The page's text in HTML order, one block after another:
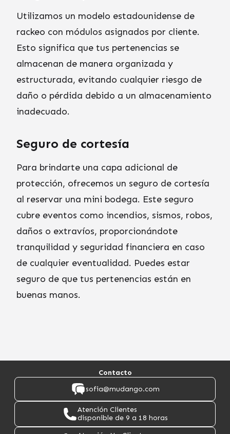
Utilizamos un modelo estadounidense de
rackeo con módulos asignados por cliente.
Esto significa que tus pertenencias se
almacenan de manera organizada y
estructurada, evitando cualquier riesgo de
daño o pérdida debido a un almacenamiento
inadecuado.
Seguro de cortesía
Para brindarte una capa adicional de
protección, ofrecemos un seguro de cortesía
al reservar una mini bodega. Este seguro
cubre eventos como incendios, sismos, robos,
daños o extravíos, proporcionándote
tranquilidad y seguridad financiera en caso
de cualquier eventualidad. Puedes estar
seguro de que tus pertenencias están en
buenas manos.
Contacto
sofia@mudango.com
Atención Clientes
disponible de 9 a 18 horas